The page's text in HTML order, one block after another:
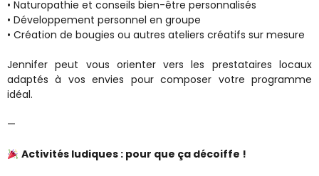
• Naturopathie et conseils bien-être personnalisés
• Développement personnel en groupe
• Création de bougies ou autres ateliers créatifs sur mesure
Jennifer peut vous orienter vers les prestataires locaux
adaptés à vos envies pour composer votre programme
idéal.
—
Activités ludiques : pour que ça décoiffe !